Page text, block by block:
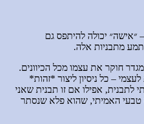
״אישה״ יכולה להיתפס גם
מתבניות אלה.
חוקר את עצמו מכל הכיוונים.
– כל ניסיון ליצור *זהות*
לתבנית, אפילו אם זו תבנית שאני
טבעי האמיתי, שהוא פלא שנסתר